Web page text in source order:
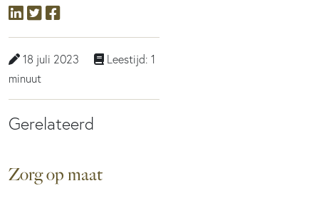
18 juli 2023
Leestijd: 1
minuut
Gerelateerd
Zorg op maat